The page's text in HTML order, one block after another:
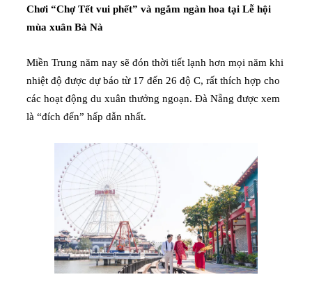
Chơi “Chợ Tết vui phết” và ngắm ngàn hoa tại Lễ hội
mùa xuân Bà Nà
Miền Trung năm nay sẽ đón thời tiết lạnh hơn mọi năm khi
nhiệt độ được dự báo từ 17 đến 26 độ C, rất thích hợp cho
các hoạt động du xuân thưởng ngoạn. Đà Nẵng được xem
là “đích đến” hấp dẫn nhất.